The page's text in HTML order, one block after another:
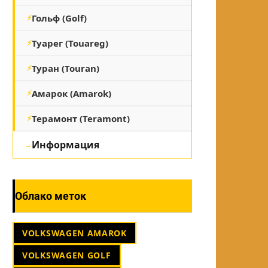
Гольф (Golf)
Туарег (Touareg)
Туран (Touran)
Амарок (Amarok)
Терамонт (Teramont)
Информация
Облако меток
VOLKSWAGEN AMAROK
VOLKSWAGEN GOLF